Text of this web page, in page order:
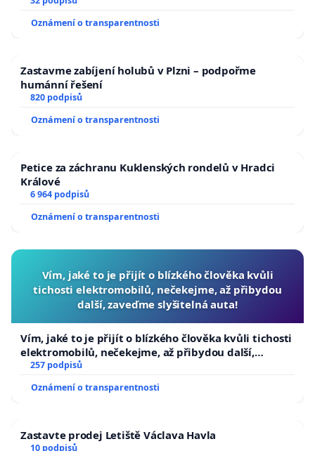
Oznámení o transparentnosti
Zastavme zabíjení holubů v Plzni – podpořme
humánní řešení
820 podpisů
Oznámení o transparentnosti
Petice za záchranu Kuklenských rondelů v Hradci
Králové
6 964 podpisů
Oznámení o transparentnosti
Vím, jaké to je přijít o blízkého člověka kvůli
tichosti elektromobilů, nečekejme, až přibydou
další, zaveďme slyšitelná auta!
Vím, jaké to je přijít o blízkého člověka kvůli tichosti
elektromobilů, nečekejme, až přibydou další,
zaveďme slyšitelná auta!
257 podpisů
Oznámení o transparentnosti
Zastavte prodej Letiště Václava Havla
10 podpisů